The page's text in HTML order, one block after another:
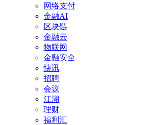
网络支付
金融AI
区块链
金融云
物联网
金融安全
快讯
招聘
会议
江湖
理财
福利汇